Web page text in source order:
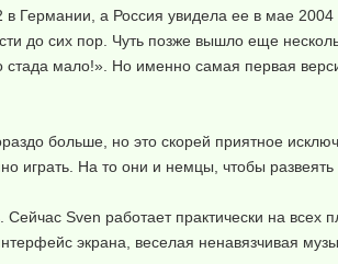
Германии, а Россия увидела ее в мае
до сих пор. Чуть позже вышло еще
мало!». Но именно самая первая
больше, но это скорей приятное
играть. На то они и немцы, чтобы
Сейчас Sven работает практически на
экрана, веселая ненавязчивая